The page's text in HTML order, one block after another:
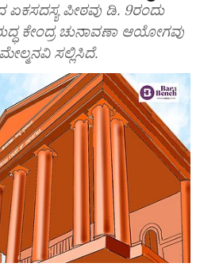
ಏಕಸದಸ್ಯ ಪೀಠವು ಡಿ. 9ರಂದು
ಕೇಂದ್ರ ಚುನಾವಣಾ ಆಯೋಗವು
ಸಲ್ಲಿಸಿದೆ.